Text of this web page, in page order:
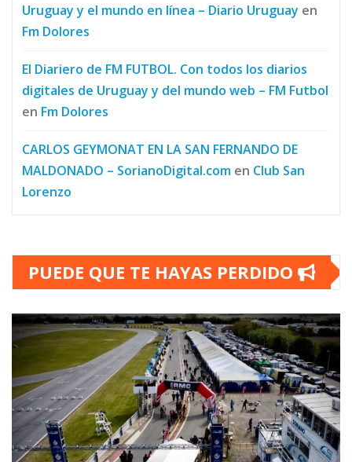
Uruguay y el mundo en línea – Diario Uruguay en
Fm Dolores
El Diariero de FM FUTBOL. Con todos los diarios
digitales de Uruguay y del mundo web – FM Futbol
en Fm Dolores
CARLOS GEYMONAT EN LA SAN FERNANDO DE
MALDONADO – SorianoDigital.com en Club San
Lorenzo
PUEDE QUE TE HAYAS PERDIDO